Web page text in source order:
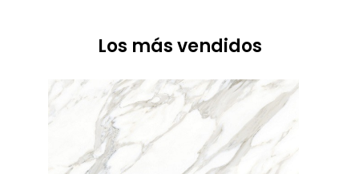
Los más vendidos